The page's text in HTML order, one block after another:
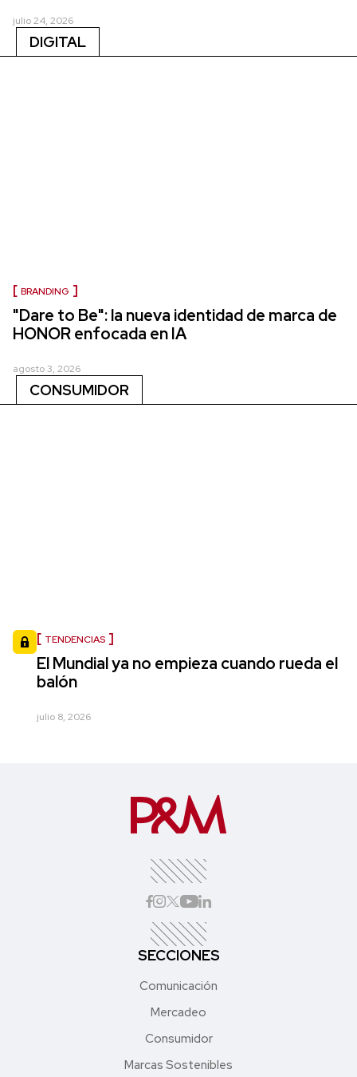
julio 24, 2026
DIGITAL
BRANDING
"Dare to Be": la nueva identidad de marca de
HONOR enfocada en IA
agosto 3, 2026
CONSUMIDOR
TENDENCIAS
El Mundial ya no empieza cuando rueda el
balón
julio 8, 2026
SECCIONES
Comunicación
Mercadeo
Consumidor
Marcas Sostenibles